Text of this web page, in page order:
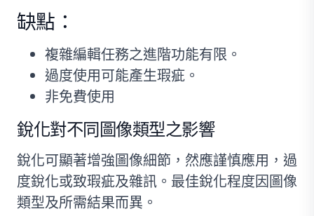
缺點：
複雜編輯任務之進階功能有限。
過度使用可能產生瑕疵。
非免費使用
銳化對不同圖像類型之影響
銳化可顯著增強圖像細節，然應謹慎應用，過
度銳化或致瑕疵及雜訊。最佳銳化程度因圖像
類型及所需結果而異。